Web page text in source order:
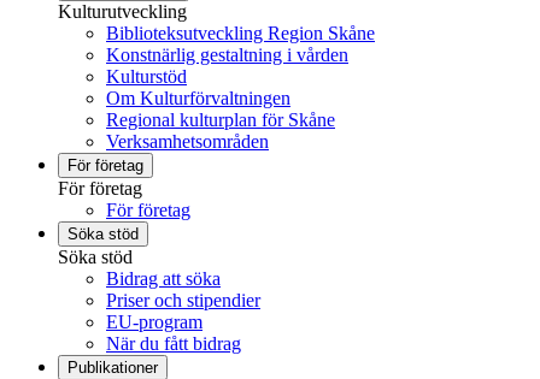
Kulturutveckling
Biblioteksutveckling Region Skåne
Konstnärlig gestaltning i vården
Kulturstöd
Om Kulturförvaltningen
Regional kulturplan för Skåne
Verksamhetsområden
För företag
För företag
För företag
Söka stöd
Söka stöd
Bidrag att söka
Priser och stipendier
EU-program
När du fått bidrag
Publikationer